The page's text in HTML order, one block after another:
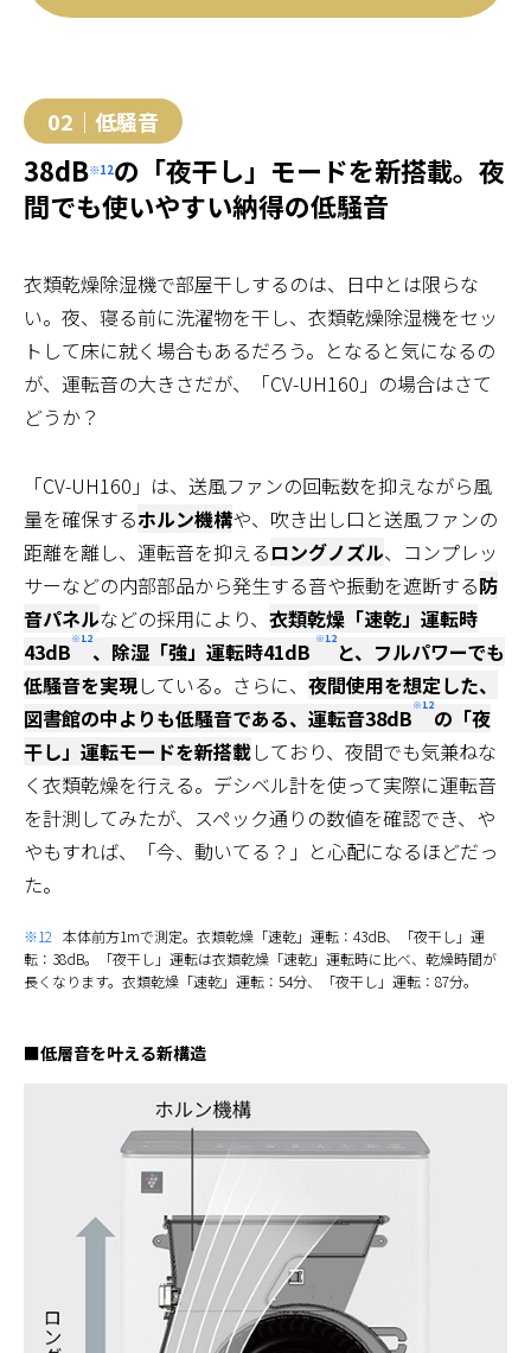
02｜低騒音
38dB※12の「夜干し」モードを新搭載。夜
間でも使いやすい納得の低騒音
衣類乾燥除湿機で部屋干しするのは、日中とは限らな
い。夜、寝る前に洗濯物を干し、衣類乾燥除湿機をセッ
トして床に就く場合もあるだろう。となると気になるの
が、運転音の大きさだが、「CV-UH160」の場合はさて
どうか？
「CV-UH160」は、送風ファンの回転数を抑えながら風
量を確保するホルン機構や、吹き出し口と送風ファンの
距離を離し、運転音を抑えるロングノズル、コンプレッ
サーなどの内部部品から発生する音や振動を遮断する防
音パネルなどの採用により、 衣類乾燥「速乾」運転時
43dB※12、除湿「強」運転時41dB ※12 と、フルパワーでも
低騒音を実現している。さらに、 夜間使用を想定した、
図書館の中よりも低騒音である、運転音38dB※12の「夜
干し」運転モードを新搭載しており、夜間でも気兼ねな
く衣類乾燥を行える。デシベル計を使って実際に運転音
を計測してみたが、スペック通りの数値を確認でき、や
やもすれば、「今、動いてる？」と心配になるほどだっ
た。
※12 本体前方1mで測定。衣類乾燥「速乾」運転：43dB、「夜干し」運
転：38dB。「夜干し」運転は衣類乾燥「速乾」運転時に比べ、乾燥時間が
長くなります。衣類乾燥「速乾」運転：54分、「夜干し」運転：87分。
■低層音を叶える新構造